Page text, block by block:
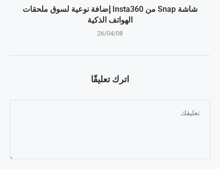
شاشة Snap من Insta360 إضافة نوعية لسوق ملحقات
الهواتف الذكية
26/04/08
اترك تعليقًا